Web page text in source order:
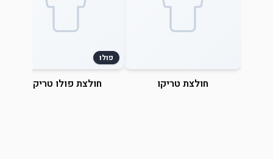
חולצת טריקו
פולו
חולצת פולו טריקו